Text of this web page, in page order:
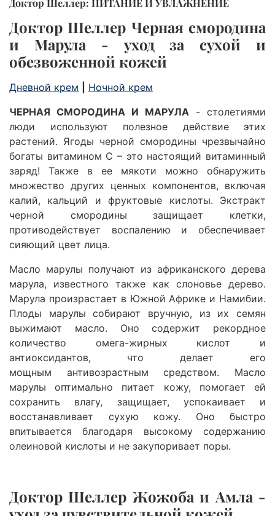
Доктор Шеллер: ПИТАНИЕ И УВЛАЖНЕНИЕ
Доктор Шеллер Черная смородина
и Марула - уход за сухой и
обезвоженной кожей
Дневной крем
Ночной крем
ЧЕРНАЯ СМОРОДИНА И МАРУЛА - столетиями
люди используют полезное действие этих
растений. Ягоды черной смородины чрезвычайно
богаты витамином С – это настоящий витаминный
заряд! Также в ее мякоти можно обнаружить
множество других ценных компонентов, включая
калий, кальций и фруктовые кислоты.
Экстракт
черной смородины
защищает клетки,
противодействует воспалению и обеспечивает
сияющий цвет лица.
Масло марулы получают из африканского дерева
марула, известного также как слоновье дерево.
Марула произрастает в Южной Африке и Намибии.
Плоды марулы собирают вручную, из их семян
выжимают масло. Оно содержит рекордное
количество омега-жирных кислот и
антиоксидантов, что делает его
мощным антивозрастным средством.
Масло
марулы
оптимально питает кожу, помогает ей
сохранить влагу, защищает, успокаивает и
восстанавливает сухую кожу. Оно быстро
впитывается благодаря высокому содержанию
олеиновой кислоты и не закупоривает поры.
Доктор Шеллер Жожоба и Амла -